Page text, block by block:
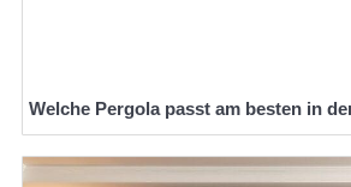
Welche Pergola passt am besten in